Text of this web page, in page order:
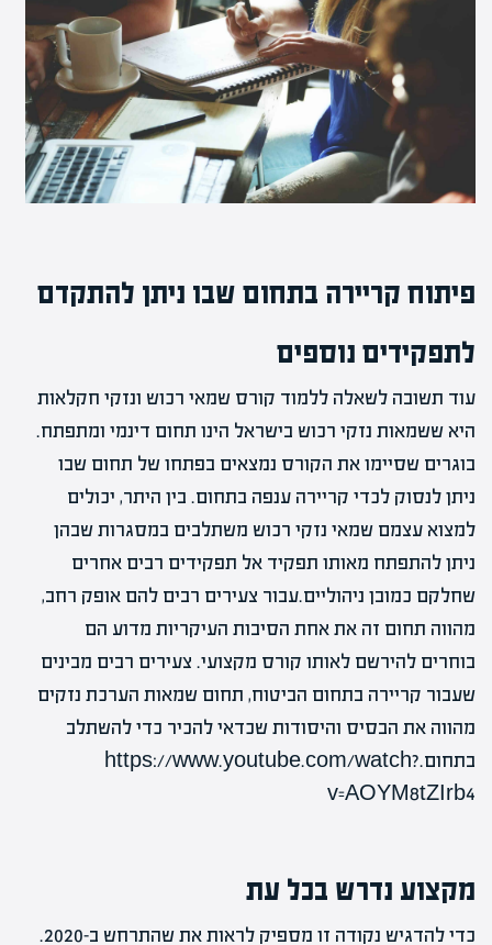
פיתוח קריירה בתחום שבו ניתן להתקדם
לתפקידים נוספים
עוד תשובה לשאלה ללמוד קורס שמאי רכוש ונזקי חקלאות
היא ששמאות נזקי רכוש בישראל הינו תחום דינמי ומתפתח.
בוגרים שסיימו את הקורס נמצאים בפתחו של תחום שבו
ניתן לנסוק לכדי קריירה ענפה בתחום. בין היתר, יכולים
למצוא עצמם שמאי נזקי רכוש משתלבים במסגרות שבהן
ניתן להתפתח מאותו תפקיד אל תפקידים רבים אחרים
שחלקם כמובן ניהוליים.עבור צעירים רבים להם אופק רחב,
מהווה תחום זה את אחת הסיבות העיקריות מדוע הם
בוחרים להירשם לאותו קורס מקצועי. צעירים רבים מבינים
שעבור קריירה בתחום הביטוח, תחום שמאות הערכת נזקים
מהווה את הבסיס והיסודות שכדאי להכיר כדי להשתלב
בתחום.https://www.youtube.com/watch?
v=AOYM8tZIrb4
מקצוע נדרש בכל עת
כדי להדגיש נקודה זו מספיק לראות את שהתרחש ב-2020.